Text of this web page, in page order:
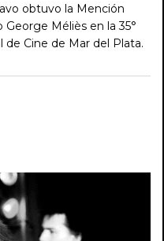
obtuvo la Mención
Méliès en la 35°
Cine de Mar del Plata.